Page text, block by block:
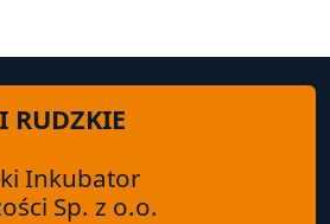
RUDZKIE
Inkubator
Sp. z o.o.